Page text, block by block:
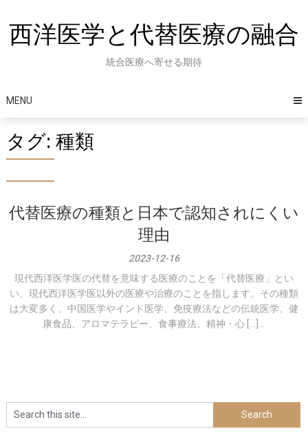
content
西洋医学と代替医療の融合
統合医療へ寄せる期待
MENU
タグ: 種類
代替医療の種類と日本で認知されにくい
理由
2023-12-16
現代西洋医学医の代替を意味する医療のことを「代替医療」とい
い、現代西洋医学医以外の医療や治療のことを指します。その種類
は大変多く、中国医学やインド医学、免疫療法などの伝統医学、健
康食品、アロマテラピー、食事療法、精神・心 […]...